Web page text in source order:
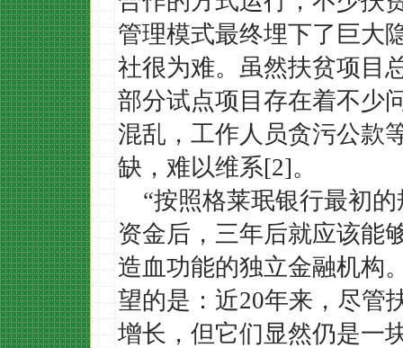
管理模式最终埋下了巨大
社很为难。虽然扶贫项目
部分试点项目存在着不少
混乱，工作人员贪污公款
缺，难以维系[2]。
“按照格莱珉银行最初
资金后，三年后就应该能
造血功能的独立金融机构
望的是：近20年来，尽管
增长，但它们显然仍是一